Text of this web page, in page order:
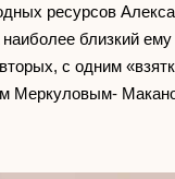
ресурсов
близкий ему
с одним
Меркуловым-